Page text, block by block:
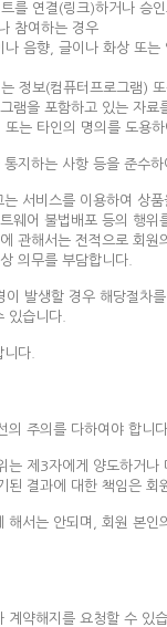
를 연결(링크)하거나 승
참여하는 경우
음향, 글이나 화상 또
정보(컴퓨터프로그램)
램을 포함하고 있는 자료
는 타인의 명의를 도용
지하는 사항 등을 준수
서비스를 이용하여 상
웨어 불법배포 등의 행
관해서는 전적으로 회
의무를 부담합니다.
발생할 경우 해당절차
있습니다.
다.
의 주의를 다하여야 합
는 제3자에게 양도하거
된 결과에 대한 책임은 회
서는 안되며, 회원 본
계약해지를 요청할 수 있